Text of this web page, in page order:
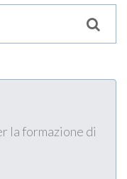
la formazione di